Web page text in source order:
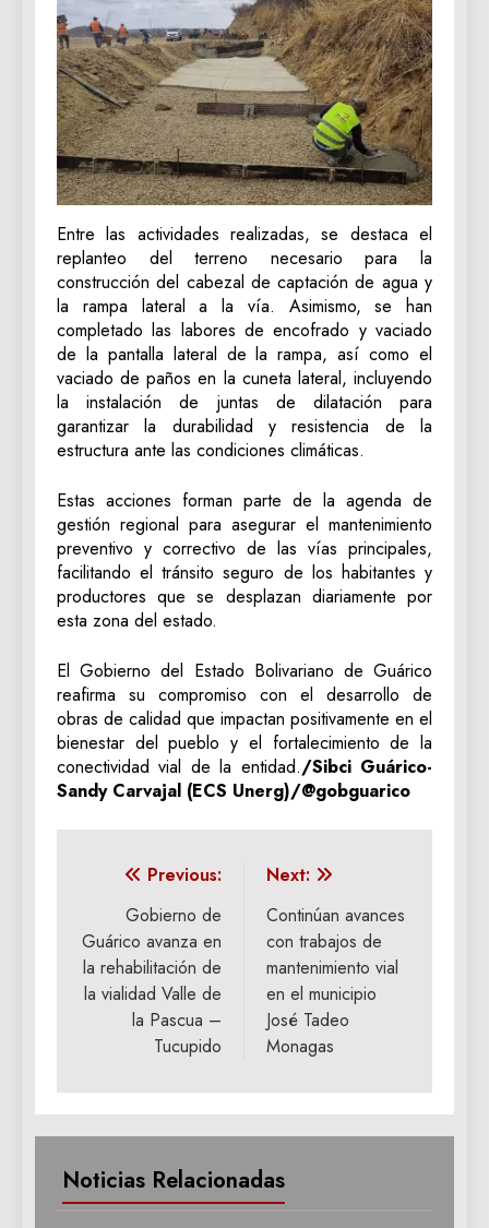
Entre las actividades realizadas, se destaca el
replanteo del terreno necesario para la
construcción del cabezal de captación de agua y
la rampa lateral a la vía. Asimismo, se han
completado las labores de encofrado y vaciado
de la pantalla lateral de la rampa, así como el
vaciado de paños en la cuneta lateral, incluyendo
la instalación de juntas de dilatación para
garantizar la durabilidad y resistencia de la
estructura ante las condiciones climáticas.
Estas acciones forman parte de la agenda de
gestión regional para asegurar el mantenimiento
preventivo y correctivo de las vías principales,
facilitando el tránsito seguro de los habitantes y
productores que se desplazan diariamente por
esta zona del estado.
El Gobierno del Estado Bolivariano de Guárico
reafirma su compromiso con el desarrollo de
obras de calidad que impactan positivamente en el
bienestar del pueblo y el fortalecimiento de la
conectividad vial de la entidad./Sibci Guárico-
Sandy Carvajal (ECS Unerg)/@gobguarico
Navegación
entradas
Previous:
Gobierno de
Guárico avanza en
la rehabilitación de
la vialidad Valle de
la Pascua –
Tucupido
Next:
Continúan avances
con trabajos de
mantenimiento vial
en el municipio
José Tadeo
Monagas
Noticias Relacionadas